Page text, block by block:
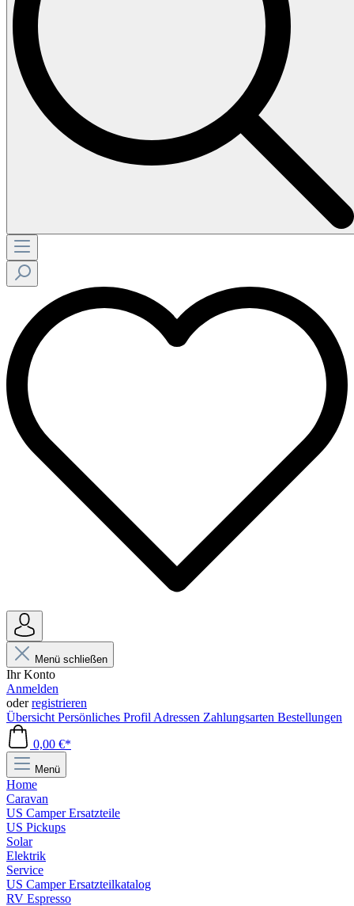
Menü schließen
Ihr Konto
Anmelden
oderregistrieren
Übersicht Persönliches Profil Adressen Zahlungsarten Bestellungen
0,00 €*
Menü
Home
Caravan
US Camper Ersatzteile
US Pickups
Solar
Elektrik
Service
US Camper Ersatzteilkatalog
RV Espresso